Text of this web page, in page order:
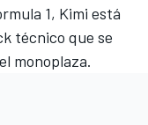
1, Kimi está
técnico que se
monoplaza.